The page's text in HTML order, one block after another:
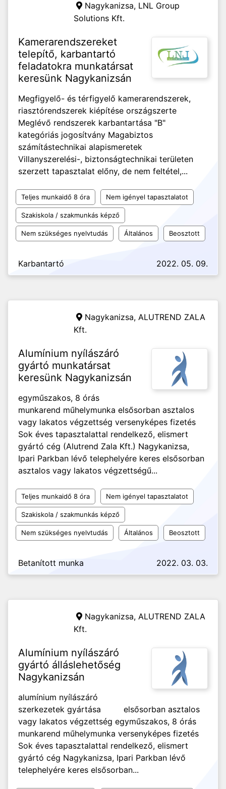
Nagykanizsa, LNL Group
Solutions Kft.
Kamerarendszereket
telepítő, karbantartó
feladatokra munkatársat
keresünk Nagykanizsán
Megfigyelő- és térfigyelő kamerarendszerek,
riasztórendszerek kiépítése országszerte
Meglévő rendszerek karbantartása "B"
kategóriás jogosítvány Magabiztos
számítástechnikai alapismeretek
Villanyszerelési-, biztonságtechnikai területen
szerzett tapasztalat előny, de nem feltétel,...
Teljes munkaidő 8 óra Nem igényel tapasztalatot
Szakiskola / szakmunkás képző
Nem szükséges nyelvtudás Általános Beosztott
Karbantartó 2022. 05. 09.
Nagykanizsa, ALUTREND ZALA
Kft.
Alumínium nyílászáró
gyártó munkatársat
keresünk Nagykanizsán
egyműszakos, 8 órás
munkarend műhelymunka elsősorban asztalos
vagy lakatos végzettség versenyképes fizetés
Sok éves tapasztalattal rendelkező, elismert
gyártó cég (Alutrend Zala Kft.) Nagykanizsa,
Ipari Parkban lévő telephelyére keres elsősorban
asztalos vagy lakatos végzettségű...
Teljes munkaidő 8 óra Nem igényel tapasztalatot
Szakiskola / szakmunkás képző
Nem szükséges nyelvtudás Általános Beosztott
Betanított munka 2022. 03. 03.
Nagykanizsa, ALUTREND ZALA
Kft.
Alumínium nyílászáró
gyártó álláslehetőség
Nagykanizsán
alumínium nyílászáró
szerkezetek gyártása elsősorban asztalos
vagy lakatos végzettség egyműszakos, 8 órás
munkarend műhelymunka versenyképes fizetés
Sok éves tapasztalattal rendelkező, elismert
gyártó cég Nagykanizsa, Ipari Parkban lévő
telephelyére keres elsősorban...